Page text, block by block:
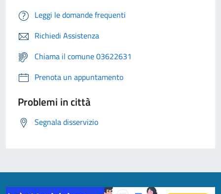
Leggi le domande frequenti
Richiedi Assistenza
Chiama il comune 03622631
Prenota un appuntamento
Problemi in città
Segnala disservizio